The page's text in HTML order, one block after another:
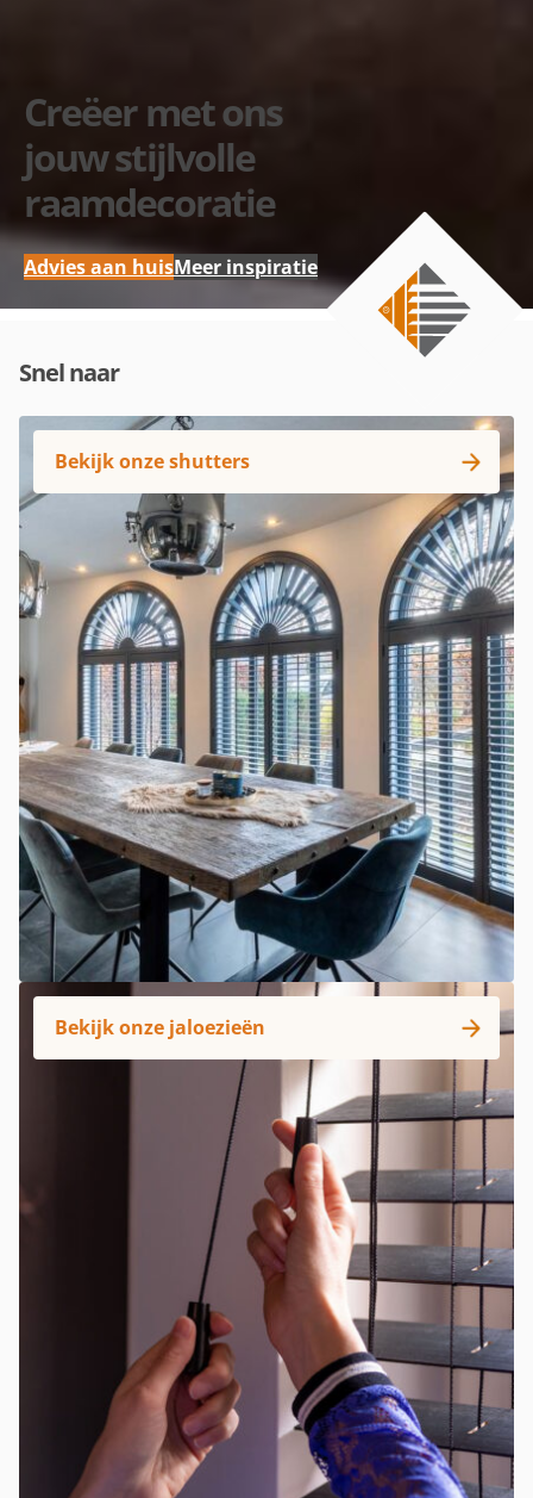
Creëer met ons
jouw stijlvolle
raamdecoratie
Advies aan huisMeer inspiratie
Snel naar
Bekijk onze shutters
Bekijk onze jaloezieën